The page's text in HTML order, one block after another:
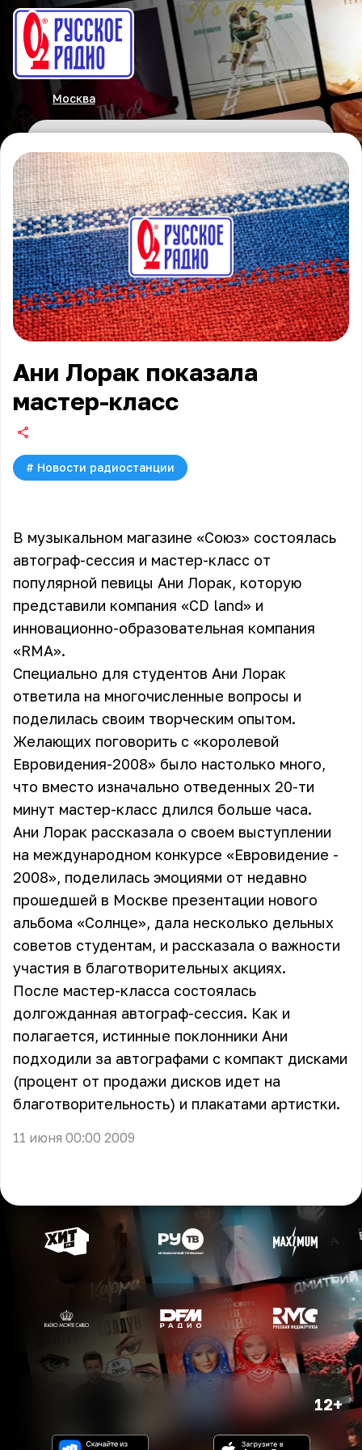
Москва
Ани Лорак показала
мастер-класс
# Новости радиостанции
В музыкальном магазине «Союз» состоялась
автограф-сессия и мастер-класс от
популярной певицы Ани Лорак, которую
представили компания «CD land» и
инновационно-образовательная компания
«RMA».
Специально для студентов Ани Лорак
ответила на многочисленные вопросы и
поделилась своим творческим опытом.
Желающих поговорить с «королевой
Евровидения-2008» было настолько много,
что вместо изначально отведенных 20-ти
минут мастер-класс длился больше часа.
Ани Лорак рассказала о своем выступлении
на международном конкурсе «Евровидение -
2008», поделилась эмоциями от недавно
прошедшей в Москве презентации нового
альбома «Солнце», дала несколько дельных
советов студентам, и рассказала о важности
участия в благотворительных акциях.
После мастер-класса состоялась
долгожданная автограф-сессия. Как и
полагается, истинные поклонники Ани
подходили за автографами с компакт дисками
(процент от продажи дисков идет на
благотворительность) и плакатами артистки.
11 июня 00:00 2009
12+